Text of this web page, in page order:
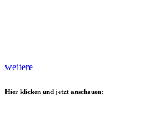
weitere
Hier klicken und jetzt anschauen: